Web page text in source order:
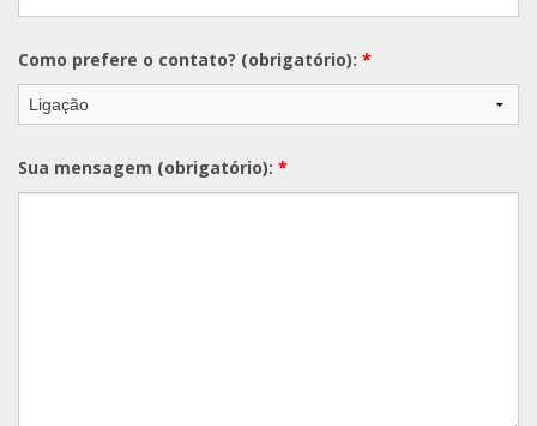
Como prefere o contato? (obrigatório): *
Sua mensagem (obrigatório): *